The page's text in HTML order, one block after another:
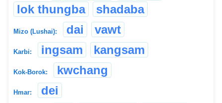
lok thungba
shadaba
Mizo (Lushai): dai vawt
Karbi: ingsam kangsam
Kok-Borok: kwchang
Hmar: dei